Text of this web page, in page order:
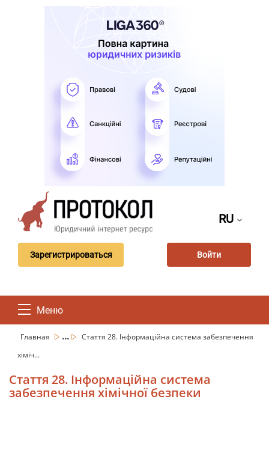
RU
Зарегистрироваться Войти
Меню
Главная ...
Стаття 28. Інформаційна система забезпечення
хіміч...
Стаття 28. Інформаційна система
забезпечення хімічної безпеки